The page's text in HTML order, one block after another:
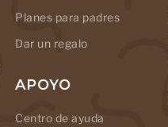
Planes para padres
Dar un regalo
APOYO
Centro de ayuda